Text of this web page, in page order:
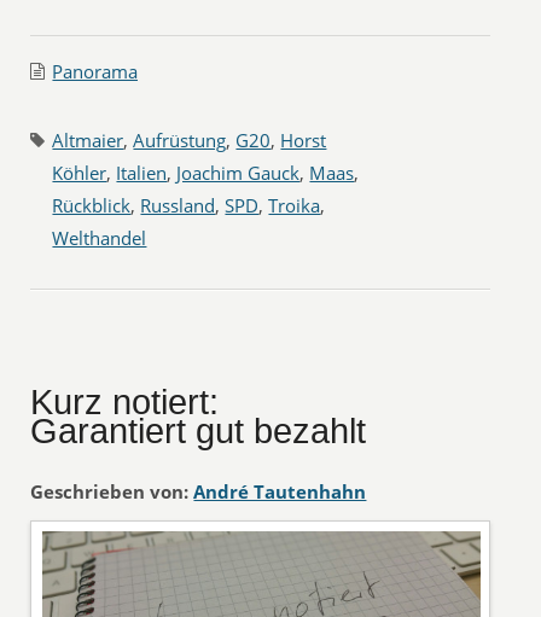
Panorama
Altmaier,Aufrüstung, G20, Horst
Köhler, Italien, Joachim Gauck, Maas,
Rückblick, Russland,SPD,Troika,
Welthandel
Kurz notiert:
Garantiert gut bezahlt
Geschrieben von: André Tautenhahn